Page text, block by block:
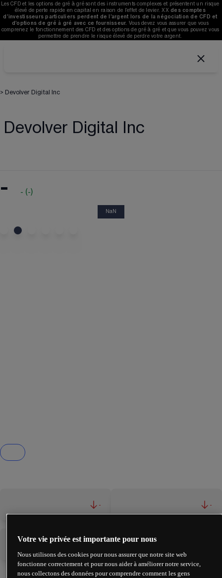
Les CFD et les options de gré à gré sont des instruments complexes et présentent un risque
élevé de perte rapide en capital en raison de l’effet de levier. XX des comptes
d’investisseurs particuliers perdent de l’argent lors de la négociation de CFD et
d’options de gré à gré avec ce fournisseur. Vous devez vous assurer que vous
comprenez le fonctionnement des CFD et des options de gré à gré et que vous pouvez vous
permettre de prendre le risque élevé de perdre votre argent.
> Devolver Digital Inc
Devolver Digital Inc
- - (-)
NaN
- -
Votre vie privée est importante pour nous
Nous utilisons des cookies pour nous assurer que notre site web
fonctionne correctement et pour nous aider à améliorer notre service,
nous collectons des données pour comprendre comment les gens